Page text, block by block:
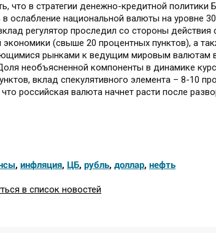
что в стратегии денежно-кредитной политики
ослабление национальной валюты на уровне
регулятор проследил со стороны действия
(свыше 20 процентных пунктов), а
рынками к ведущим мировым валютам
необъясненной компоненты в динамике
вклад спекулятивного элемента – 8-10
российская валюта начнет расти после
, инфляция, ЦБ, рубль, доллар, нефть
в список новостей